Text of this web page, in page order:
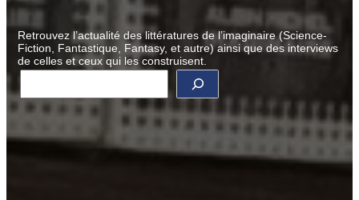
Retrouvez l’actualité des littératures de l’imaginaire (Science-
Fiction, Fantastique, Fantasy, et autre) ainsi que des interviews
de celles et ceux qui les construisent.
R
c
h
r